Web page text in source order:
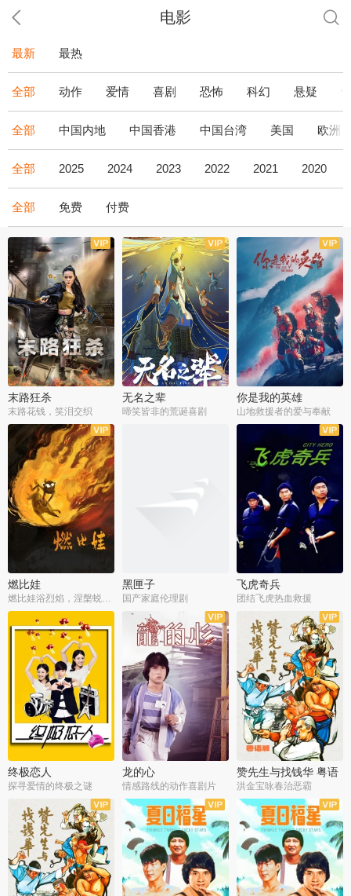
电影
最新 最热
全部 动作 爱情 喜剧 恐怖 科幻 悬疑
全部 中国内地 中国香港 中国台湾 美国 欧洲
全部 2025 2024 2023 2022 2021 2020
全部 免费 付费
末路狂杀
末路花钱，笑泪交织
无名之辈
啼笑皆非的荒诞喜剧
你是我的英雄
山地救援者的爱与奉献
燃比娃
燃比娃浴烈焰，涅槃蜕变成人
黑匣子
国产家庭伦理剧
飞虎奇兵
团结飞虎热血救援
终极恋人
探寻爱情的终极之谜
龙的心
情感路线的动作喜剧片
赞先生与找钱华 粤语
版
洪金宝咏春治恶霸